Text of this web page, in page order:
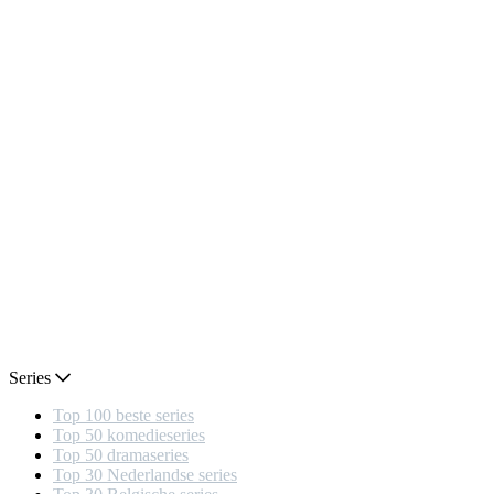
Series
Top 100 beste series
Top 50 komedieseries
Top 50 dramaseries
Top 30 Nederlandse series